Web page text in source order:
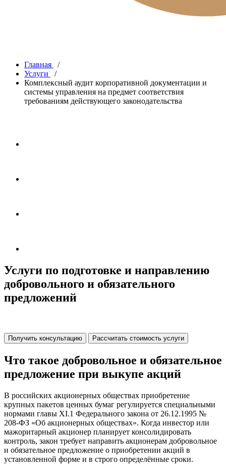
Главная
/
Услуги
/
Комплексный аудит корпоративной документации и
системы управления на предмет соответствия
требованиям действующего законодательства
Услуги по подготовке и направлению
добровольного и обязательного
предложений
Получить консультацию Рассчитать стоимость услуги
Что такое добровольное и обязательное
предложение при выкупе акций
В российских акционерных обществах приобретение
крупных пакетов ценных бумаг регулируется специальными
нормами главы XI.1 Федерального закона от 26.12.1995 №
208-ФЗ «Об акционерных обществах». Когда инвестор или
мажоритарный акционер планирует консолидировать
контроль, закон требует направить акционерам добровольное
и обязательное предложение о приобретении акций в
установленной форме и в строго определённые сроки.